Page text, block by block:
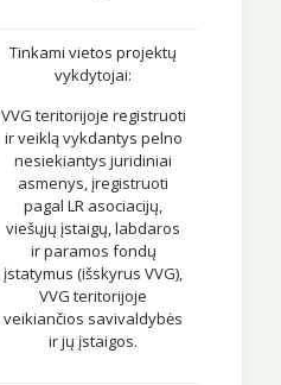
Tinkami vietos projektų
vykdytojai:
VVG teritorijoje registruoti
ir veiklą vykdantys pelno
nesiekiantys juridiniai
asmenys, įregistruoti
pagal LR asociacijų,
viešųjų įstaigų, labdaros
ir paramos fondų
įstatymus (išskyrus VVG),
VVG teritorijoje
veikiančios savivaldybės
ir jų įstaigos.